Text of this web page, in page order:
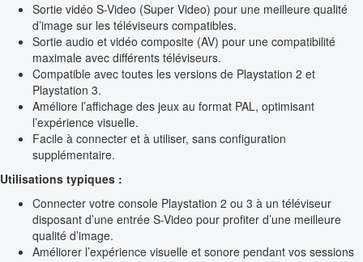
Sortie vidéo S-Video (Super Video) pour une meilleure qualité
d’image sur les téléviseurs compatibles.
Sortie audio et vidéo composite (AV) pour une compatibilité
maximale avec différents téléviseurs.
Compatible avec toutes les versions de Playstation 2 et
Playstation 3.
Améliore l’affichage des jeux au format PAL, optimisant
l’expérience visuelle.
Facile à connecter et à utiliser, sans configuration
supplémentaire.
Utilisations typiques :
Connecter votre console Playstation 2 ou 3 à un téléviseur
disposant d’une entrée S-Video pour profiter d’une meilleure
qualité d’image.
Améliorer l’expérience visuelle et sonore pendant vos sessions